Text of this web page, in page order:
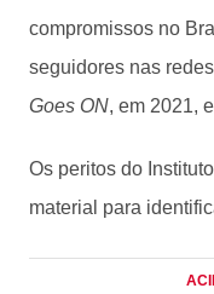
compromissos no
seguidores nas
Goes ON, em 2021, e
Os peritos do
material para